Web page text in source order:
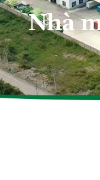
Nhiều